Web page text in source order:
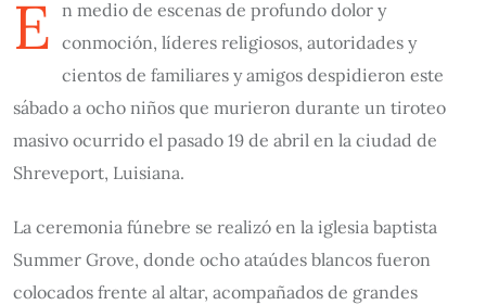
E n medio de escenas de profundo dolor y
conmoción, líderes religiosos, autoridades y
cientos de familiares y amigos despidieron este
sábado a ocho niños que murieron durante un tiroteo
masivo ocurrido el pasado 19 de abril en la ciudad de
Shreveport, Luisiana.
La ceremonia fúnebre se realizó en la iglesia baptista
Summer Grove, donde ocho ataúdes blancos fueron
colocados frente al altar, acompañados de grandes